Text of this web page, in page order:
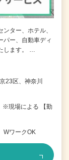
ター、ホテル、
パー、自動車ディ
します。 …
23区、神奈川
※現場による 【勤
ワークOK